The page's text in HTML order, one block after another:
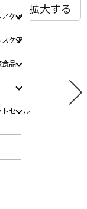
ケア
ケア
食品
セール
拡大する